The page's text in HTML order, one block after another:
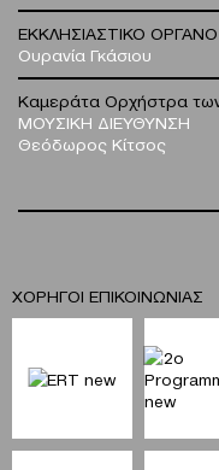
ΕΚΚΛΗΣΙΑΣΤΙΚΟ ΟΡΓΑΝΟ
Ουρανία Γκάσιου
Καμεράτα Ορχήστρα
ΜΟΥΣΙΚΗ ΔΙΕΥΘΥΝΣΗ
Θεόδωρος Κίτσος
ΧΟΡΗΓΟΙ ΕΠΙΚΟΙΝΩΝΙΑΣ